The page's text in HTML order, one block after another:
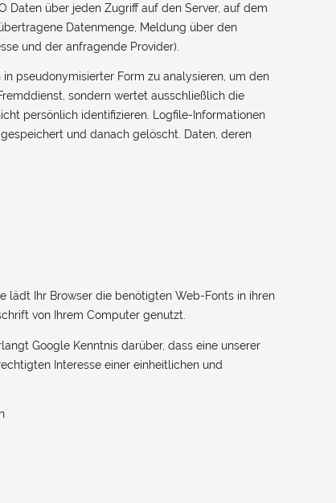
Daten über jeden Zugriff auf den Server, auf dem
Datenmenge, Meldung über den
und der anfragende Provider).
pseudonymisierter Form zu analysieren, um den
sondern wertet ausschließlich die
persönlich identifizieren. Logfile-Informationen
und danach gelöscht. Daten, deren
lädt Ihr Browser die benötigten Web-Fonts in ihren
von Ihrem Computer genutzt.
Google Kenntnis darüber, dass eine unserer
Interesse einer einheitlichen und